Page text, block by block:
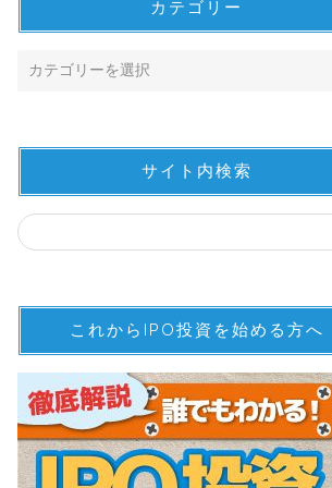
カテゴリー
サイト内検索
これからIPO投資を始める方へ